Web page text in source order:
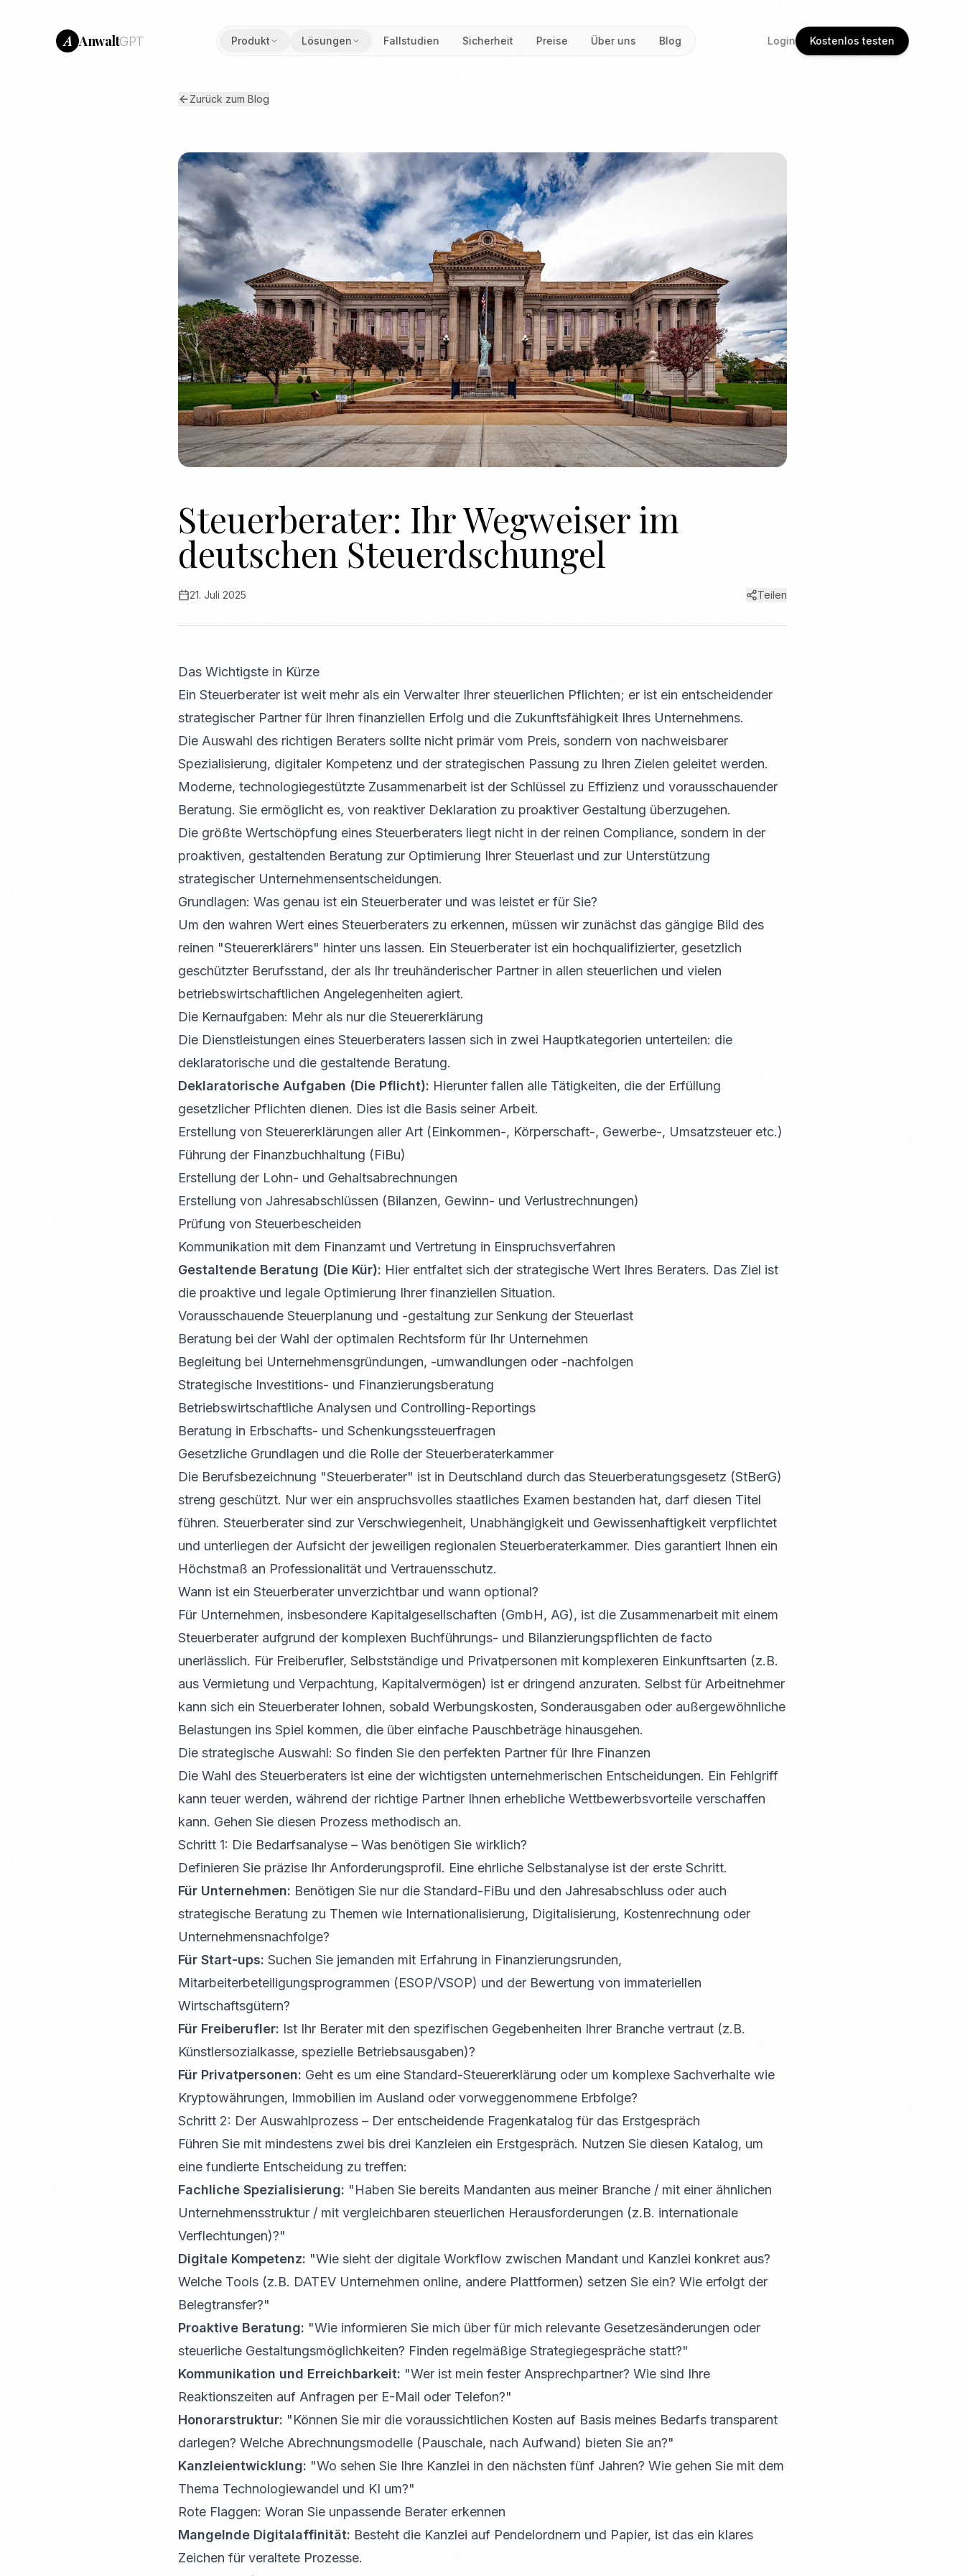
A AnwaltGPT Produkt Lösungen Fallstudien Sicherheit Preise Über uns Blog Login Kostenlos testen
Zurück zum Blog
Steuerberater: Ihr Wegweiser im
deutschen Steuerdschungel
21. Juli 2025 Teilen
Das Wichtigste in Kürze
Ein Steuerberater ist weit mehr als ein Verwalter Ihrer steuerlichen Pflichten; er ist ein entscheidender
strategischer Partner für Ihren finanziellen Erfolg und die Zukunftsfähigkeit Ihres Unternehmens.
Die Auswahl des richtigen Beraters sollte nicht primär vom Preis, sondern von nachweisbarer
Spezialisierung, digitaler Kompetenz und der strategischen Passung zu Ihren Zielen geleitet werden.
Moderne, technologiegestützte Zusammenarbeit ist der Schlüssel zu Effizienz und vorausschauender
Beratung. Sie ermöglicht es, von reaktiver Deklaration zu proaktiver Gestaltung überzugehen.
Die größte Wertschöpfung eines Steuerberaters liegt nicht in der reinen Compliance, sondern in der
proaktiven, gestaltenden Beratung zur Optimierung Ihrer Steuerlast und zur Unterstützung
strategischer Unternehmensentscheidungen.
Grundlagen: Was genau ist ein Steuerberater und was leistet er für Sie?
Um den wahren Wert eines Steuerberaters zu erkennen, müssen wir zunächst das gängige Bild des
reinen "Steuererklärers" hinter uns lassen. Ein Steuerberater ist ein hochqualifizierter, gesetzlich
geschützter Berufsstand, der als Ihr treuhänderischer Partner in allen steuerlichen und vielen
betriebswirtschaftlichen Angelegenheiten agiert.
Die Kernaufgaben: Mehr als nur die Steuererklärung
Die Dienstleistungen eines Steuerberaters lassen sich in zwei Hauptkategorien unterteilen: die
deklaratorische und die gestaltende Beratung.
Deklaratorische Aufgaben (Die Pflicht): Hierunter fallen alle Tätigkeiten, die der Erfüllung
gesetzlicher Pflichten dienen. Dies ist die Basis seiner Arbeit.
Erstellung von Steuererklärungen aller Art (Einkommen-, Körperschaft-, Gewerbe-, Umsatzsteuer etc.)
Führung der Finanzbuchhaltung (FiBu)
Erstellung der Lohn- und Gehaltsabrechnungen
Erstellung von Jahresabschlüssen (Bilanzen, Gewinn- und Verlustrechnungen)
Prüfung von Steuerbescheiden
Kommunikation mit dem Finanzamt und Vertretung in Einspruchsverfahren
Gestaltende Beratung (Die Kür): Hier entfaltet sich der strategische Wert Ihres Beraters. Das Ziel ist
die proaktive und legale Optimierung Ihrer finanziellen Situation.
Vorausschauende Steuerplanung und -gestaltung zur Senkung der Steuerlast
Beratung bei der Wahl der optimalen Rechtsform für Ihr Unternehmen
Begleitung bei Unternehmensgründungen, -umwandlungen oder -nachfolgen
Strategische Investitions- und Finanzierungsberatung
Betriebswirtschaftliche Analysen und Controlling-Reportings
Beratung in Erbschafts- und Schenkungssteuerfragen
Gesetzliche Grundlagen und die Rolle der Steuerberaterkammer
Die Berufsbezeichnung "Steuerberater" ist in Deutschland durch das Steuerberatungsgesetz (StBerG)
streng geschützt. Nur wer ein anspruchsvolles staatliches Examen bestanden hat, darf diesen Titel
führen. Steuerberater sind zur Verschwiegenheit, Unabhängigkeit und Gewissenhaftigkeit verpflichtet
und unterliegen der Aufsicht der jeweiligen regionalen Steuerberaterkammer. Dies garantiert Ihnen ein
Höchstmaß an Professionalität und Vertrauensschutz.
Wann ist ein Steuerberater unverzichtbar und wann optional?
Für Unternehmen, insbesondere Kapitalgesellschaften (GmbH, AG), ist die Zusammenarbeit mit einem
Steuerberater aufgrund der komplexen Buchführungs- und Bilanzierungspflichten de facto
unerlässlich. Für Freiberufler, Selbstständige und Privatpersonen mit komplexeren Einkunftsarten (z.B.
aus Vermietung und Verpachtung, Kapitalvermögen) ist er dringend anzuraten. Selbst für Arbeitnehmer
kann sich ein Steuerberater lohnen, sobald Werbungskosten, Sonderausgaben oder außergewöhnliche
Belastungen ins Spiel kommen, die über einfache Pauschbeträge hinausgehen.
Die strategische Auswahl: So finden Sie den perfekten Partner für Ihre Finanzen
Die Wahl des Steuerberaters ist eine der wichtigsten unternehmerischen Entscheidungen. Ein Fehlgriff
kann teuer werden, während der richtige Partner Ihnen erhebliche Wettbewerbsvorteile verschaffen
kann. Gehen Sie diesen Prozess methodisch an.
Schritt 1: Die Bedarfsanalyse – Was benötigen Sie wirklich?
Definieren Sie präzise Ihr Anforderungsprofil. Eine ehrliche Selbstanalyse ist der erste Schritt.
Für Unternehmen: Benötigen Sie nur die Standard-FiBu und den Jahresabschluss oder auch
strategische Beratung zu Themen wie Internationalisierung, Digitalisierung, Kostenrechnung oder
Unternehmensnachfolge?
Für Start-ups: Suchen Sie jemanden mit Erfahrung in Finanzierungsrunden,
Mitarbeiterbeteiligungsprogrammen (ESOP/VSOP) und der Bewertung von immateriellen
Wirtschaftsgütern?
Für Freiberufler: Ist Ihr Berater mit den spezifischen Gegebenheiten Ihrer Branche vertraut (z.B.
Künstlersozialkasse, spezielle Betriebsausgaben)?
Für Privatpersonen: Geht es um eine Standard-Steuererklärung oder um komplexe Sachverhalte wie
Kryptowährungen, Immobilien im Ausland oder vorweggenommene Erbfolge?
Schritt 2: Der Auswahlprozess – Der entscheidende Fragenkatalog für das Erstgespräch
Führen Sie mit mindestens zwei bis drei Kanzleien ein Erstgespräch. Nutzen Sie diesen Katalog, um
eine fundierte Entscheidung zu treffen:
Fachliche Spezialisierung: "Haben Sie bereits Mandanten aus meiner Branche / mit einer ähnlichen
Unternehmensstruktur / mit vergleichbaren steuerlichen Herausforderungen (z.B. internationale
Verflechtungen)?"
Digitale Kompetenz: "Wie sieht der digitale Workflow zwischen Mandant und Kanzlei konkret aus?
Welche Tools (z.B. DATEV Unternehmen online, andere Plattformen) setzen Sie ein? Wie erfolgt der
Belegtransfer?"
Proaktive Beratung: "Wie informieren Sie mich über für mich relevante Gesetzesänderungen oder
steuerliche Gestaltungsmöglichkeiten? Finden regelmäßige Strategiegespräche statt?"
Kommunikation und Erreichbarkeit: "Wer ist mein fester Ansprechpartner? Wie sind Ihre
Reaktionszeiten auf Anfragen per E-Mail oder Telefon?"
Honorarstruktur: "Können Sie mir die voraussichtlichen Kosten auf Basis meines Bedarfs transparent
darlegen? Welche Abrechnungsmodelle (Pauschale, nach Aufwand) bieten Sie an?"
Kanzleientwicklung: "Wo sehen Sie Ihre Kanzlei in den nächsten fünf Jahren? Wie gehen Sie mit dem
Thema Technologiewandel und KI um?"
Rote Flaggen: Woran Sie unpassende Berater erkennen
Mangelnde Digitalaffinität: Besteht die Kanzlei auf Pendelordnern und Papier, ist das ein klares
Zeichen für veraltete Prozesse.